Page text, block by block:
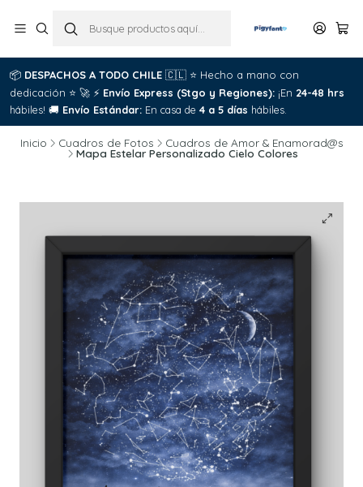
📦 DESPACHOS A TODO CHILE 🇨🇱 ⭐ Hecho a mano con
dedicación ⭐ 🚀 ⚡ Envío Express (Stgo y Regiones): ¡En 24-48 hrs
hábiles! 🚚 Envío Estándar: En casa de 4 a 5 días hábiles.
Inicio Cuadros de Fotos Cuadros de Amor & Enamorad@s
Mapa Estelar Personalizado Cielo Colores